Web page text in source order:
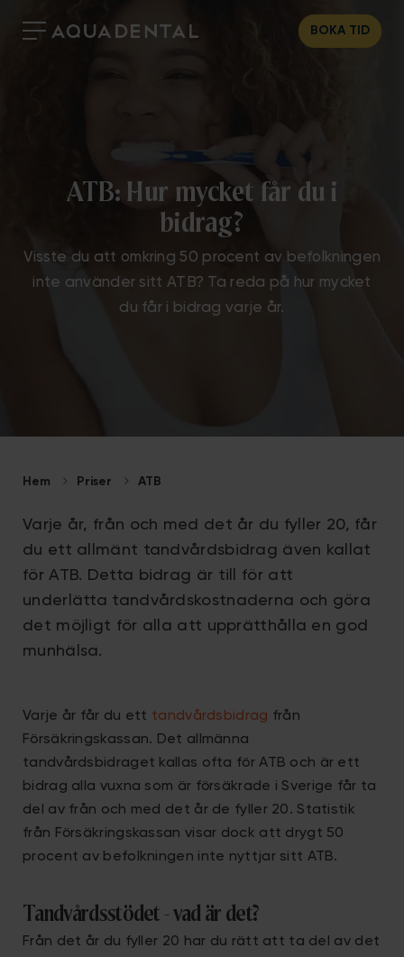
BOKA TID
ATB: Hur mycket får du i
bidrag?
Visste du att omkring 50 procent av befolkningen
inte använder sitt ATB? Ta reda på hur mycket
du får i bidrag varje år.
Hem Priser ATB
Varje år, från och med det år du fyller 20, får
du ett allmänt tandvårdsbidrag även kallat
för ATB. Detta bidrag är till för att
underlätta tandvårdskostnaderna och göra
det möjligt för alla att upprätthålla en god
munhälsa.
Varje år får du ett tandvårdsbidrag från
Försäkringskassan. Det allmänna
tandvårdsbidraget kallas ofta för ATB och är ett
bidrag alla vuxna som är försäkrade i Sverige får ta
del av från och med det år de fyller 20. Statistik
från Försäkringskassan visar dock att drygt 50
procent av befolkningen inte nyttjar sitt ATB.
Tandvårdsstödet - vad är det?
Från det år du fyller 20 har du rätt att ta del av det